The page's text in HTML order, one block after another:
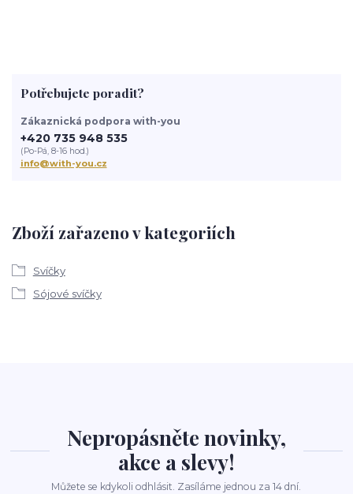
Zboží zařazeno v kategoriích
Svíčky
Sójové svíčky
Potřebujete poradit?
Zákaznická podpora with-you
+420 735 948 535
(Po-Pá, 8-16 hod.)
info@with-you.cz
Nepropásněte novinky,
akce a slevy!
Můžete se kdykoli odhlásit. Zasíláme jednou za 14 dní.